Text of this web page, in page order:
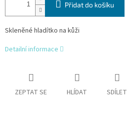
Přidat do košíku
Skleněné hladítko na kůži
Detailní informace
ZEPTAT SE HLÍDAT SDÍLET